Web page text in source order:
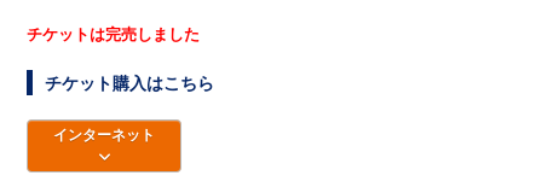
チケットは完売しました
チケット購入はこちら
インターネット